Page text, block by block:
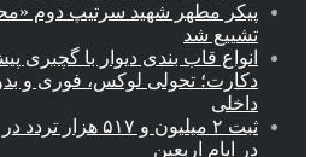
پیکر مطهر شهید سرتیپ دوم
تشییع شد
انواع قاب بندی دیوار با گچبری
دکارت؛ تحولی لوکس، فوری و
داخلی
ثبت ۲ میلیون و
در ایام اربعین